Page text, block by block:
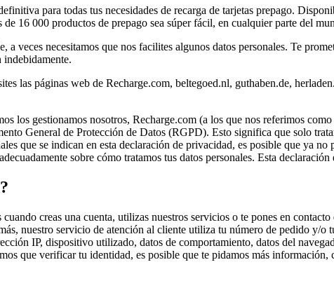
para todas tus necesidades de recarga de tarjetas prepago.
16 000 productos de prepago sea súper fácil, en cualquier parte del
a veces necesitamos que nos facilites algunos datos personales. Te
indebidamente.
las páginas web de Recharge.com, beltegoed.nl, guthaben.de,
los gestionamos nosotros, Recharge.com (a los que nos referimos
General de Protección de Datos (RGPD). Esto significa que solo
que se indican en esta declaración de privacidad, es posible que ya
sobre cómo tratamos tus datos personales. Esta
creas una cuenta, utilizas nuestros servicios o te pones en
nuestro servicio de atención al cliente utiliza tu número de pedido y/
IP, dispositivo utilizado, datos de comportamiento, datos del
que verificar tu identidad, es posible que te pidamos más